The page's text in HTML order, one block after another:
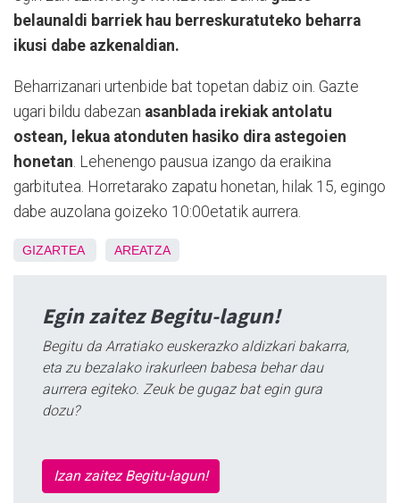
belaunaldi barriek hau berreskuratuteko beharra
ikusi dabe azkenaldian.
Beharrizanari urtenbide bat topetan dabiz oin. Gazte
ugari bildu dabezan asanblada irekiak antolatu
ostean, lekua atonduten hasiko dira astegoien
honetan . Lehenengo pausua izango da eraikina
garbitutea. Horretarako zapatu honetan, hilak 15, egingo
dabe auzolana goizeko 10:00etatik aurrera.
GIZARTEA AREATZA
Egin zaitez Begitu-lagun!
Begitu da Arratiako euskerazko aldizkari bakarra,
eta zu bezalako irakurleen babesa behar dau
aurrera egiteko. Zeuk be gugaz bat egin gura
dozu?
Izan zaitez Begitu-lagun!